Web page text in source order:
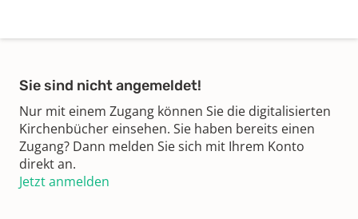
Sie sind nicht angemeldet!
Nur mit einem Zugang können Sie die digitalisierten
Kirchenbücher einsehen. Sie haben bereits einen
Zugang? Dann melden Sie sich mit Ihrem Konto
direkt an.
Jetzt anmelden